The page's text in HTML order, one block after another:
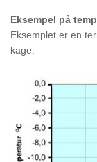
Eksempel på
Eksemplet er en
kage.